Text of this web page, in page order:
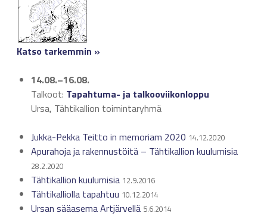
Katso tarkemmin »
14.08.–16.08.
Talkoot: Tapahtuma- ja talkooviikonloppu
Ursa, Tähtikallion toimintaryhmä
Jukka-Pekka Teitto in memoriam 2020 14.12.2020
Apurahoja ja rakennustöitä – Tähtikallion kuulumisia
28.2.2020
Tähtikallion kuulumisia 12.9.2016
Tähtikalliolla tapahtuu 10.12.2014
Ursan sääasema Artjärvellä 5.6.2014